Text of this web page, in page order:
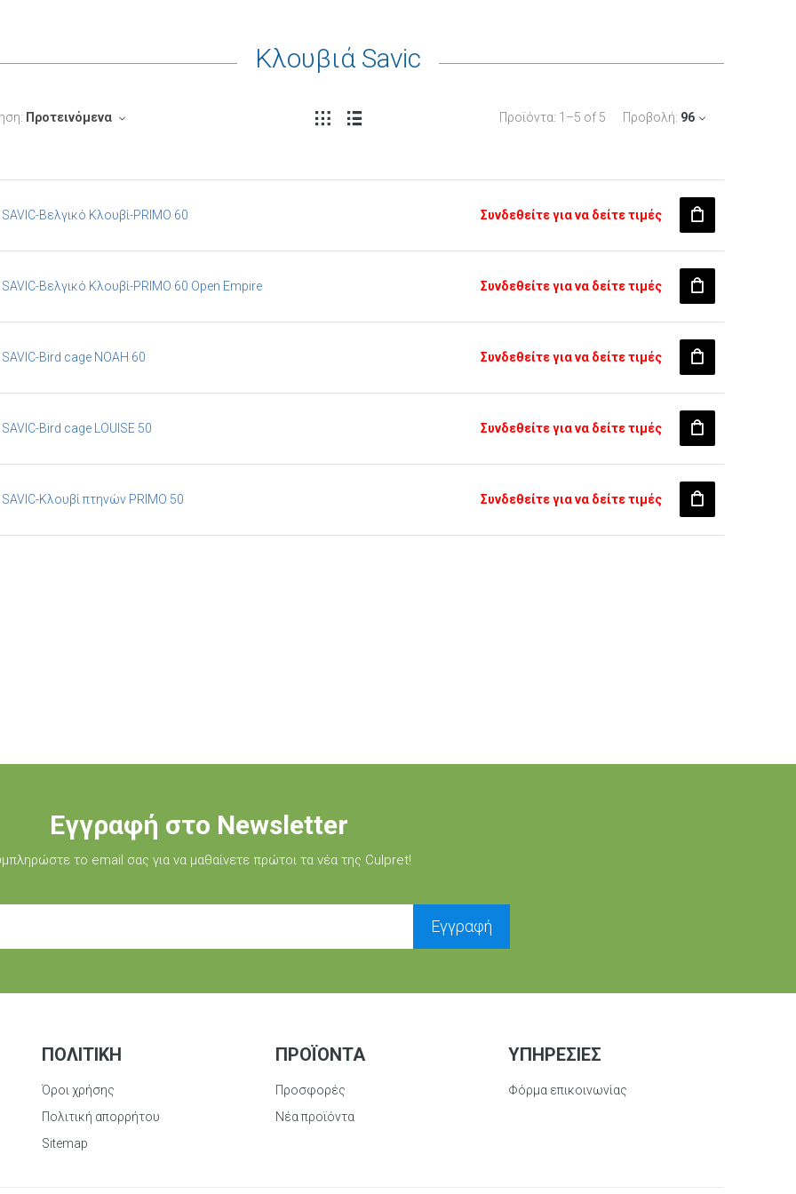
Κλουβιά Savic
Προϊόντα: 1 –5 of 5 Προβολή: 96
Προτεινόμενα
SAVIC-Βελγικό Κλουβί-PRIMO 60 Συνδεθείτε για να δείτε τιμές
SAVIC-Βελγικό Κλουβί-PRIMO 60 Open Empire Συνδεθείτε για να δείτε τιμές
SAVIC-Bird cage NOAH 60 Συνδεθείτε για να δείτε τιμές
SAVIC-Bird cage LOUISE 50 Συνδεθείτε για να δείτε τιμές
SAVIC-Κλουβί πτηνών PRIMO 50 Συνδεθείτε για να δείτε τιμές
Εγγραφή στο Newsletter
τo email σας για να μαθαίνετε πρώτοι τα νέα της Culpret!
Εγγραφή
ΠΟΛΙΤΙΚΉ
Όροι χρήσης
Πολιτική απορρήτου
Sitemap
ΠΡΟΪΌΝΤΑ
Προσφορές
Νέα προϊόντα
ΥΠΗΡΕΣΊΕΣ
Φόρμα επικοινωνίας